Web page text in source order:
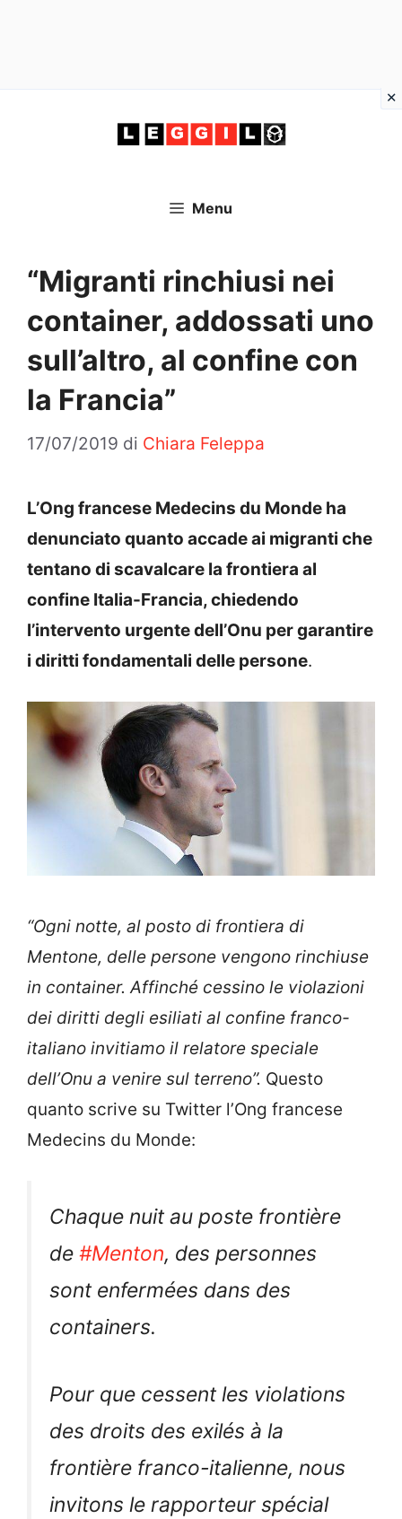
Menu
“Migranti rinchiusi nei
container, addossati uno
sull’altro, al confine con
la Francia”
17/07/2019 di Chiara Feleppa
L’Ong francese Medecins du Monde ha
denunciato quanto accade ai migranti che
tentano di scavalcare la frontiera al
confine Italia-Francia, chiedendo
l’intervento urgente dell’Onu per garantire
i diritti fondamentali delle persone.
“Ogni notte, al posto di frontiera di
Mentone, delle persone vengono rinchiuse
in container. Affinché cessino le violazioni
dei diritti degli esiliati al confine franco-
italiano invitiamo il relatore speciale
dell’Onu a venire sul terreno”. Questo
quanto scrive su Twitter l’Ong francese
Medecins du Monde:
Chaque nuit au poste frontière
de #Menton, des personnes
sont enfermées dans des
containers.
Pour que cessent les violations
des droits des exilés à la
frontière franco-italienne, nous
invitons le rapporteur spécial